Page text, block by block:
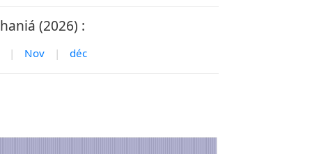
(2026) :
| Nov | déc